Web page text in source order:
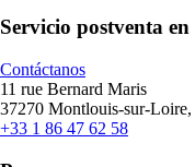
Servicio postventa
Contáctanos
11 rue Bernard Maris
37270 Montlouis-sur-Loire,
+33 1 86 47 62 58